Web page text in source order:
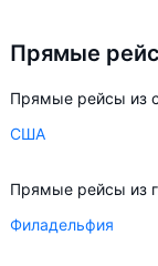
Прямые
Прямые рейсы из
США
Прямые рейсы из
Филадельфия